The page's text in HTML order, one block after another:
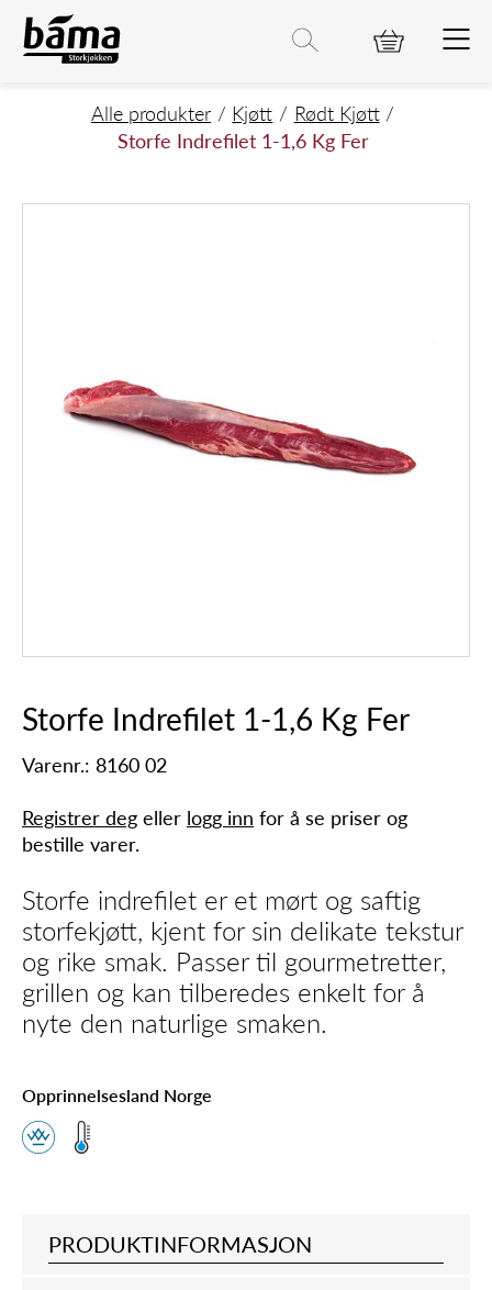
Storfe Indrefilet 1-1,6 Kg Fer
Hovedinnhold
Hovedmeny
HovedmenyAlle produkter Kjøtt
Rødt Kjøtt
Storfe Indrefilet 1-1,6 Kg Fer
Storfe Indrefilet 1-1,6 Kg Fer
Varenr.: 8160 02
Registrer deg eller logg inn for å se priser og
bestille varer.
Storfe indrefilet er et mørt og saftig
storfekjøtt, kjent for sin delikate tekstur
og rike smak. Passer til gourmetretter,
grillen og kan tilberedes enkelt for å
nyte den naturlige smaken.
Opprinnelsesland Norge
PRODUKTINFORMASJON